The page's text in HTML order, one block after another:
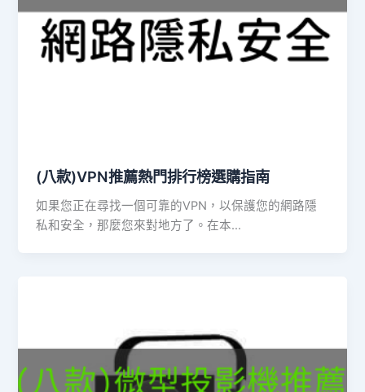
(八款)VPN推薦熱門排行榜選購指南
如果您正在尋找一個可靠的VPN，以保護您的網路隱
私和安全，那麼您來對地方了。在本…